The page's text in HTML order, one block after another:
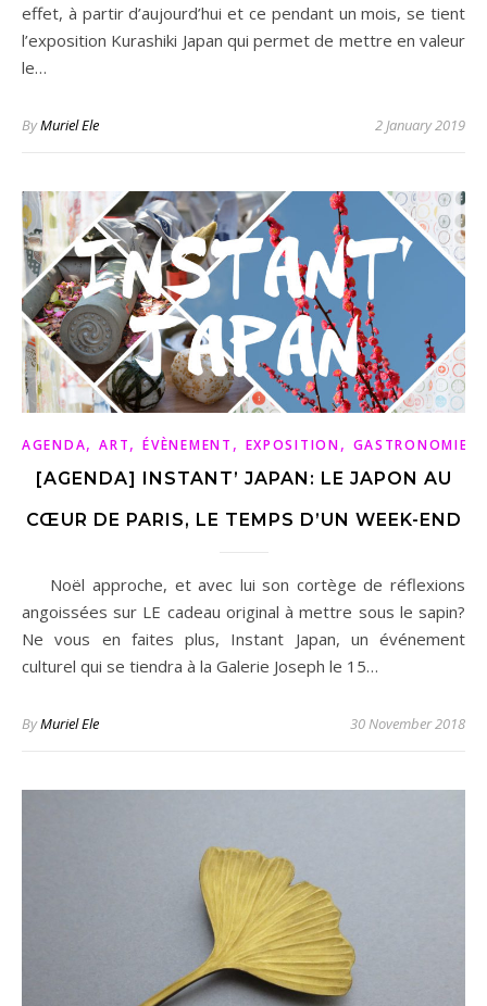
effet, à partir d’aujourd’hui et ce pendant un mois, se tient
l’exposition Kurashiki Japan qui permet de mettre en valeur
le…
ByMuriel Ele 2 January 2019
AGENDA,ART,ÉVÈNEMENT , EXPOSITION, GASTRONOMIE
[AGENDA] INSTANT’ JAPAN: LE JAPON AU
CŒUR DE PARIS, LE TEMPS D’UN WEEK-END
Noël approche, et avec lui son cortège de réflexions
angoissées sur LE cadeau original à mettre sous le sapin?
Ne vous en faites plus, Instant Japan, un événement
culturel qui se tiendra à la Galerie Joseph le 15…
ByMuriel Ele 30 November 2018